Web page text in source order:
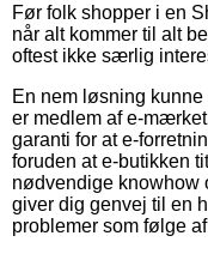
Før folk shopper i en
når alt kommer til alt
oftest ikke særlig
En nem løsning
er medlem af e-
garanti for at e-
foruden at e-butikken
nødvendige knowhow
giver dig genvej til en
problemer som følge